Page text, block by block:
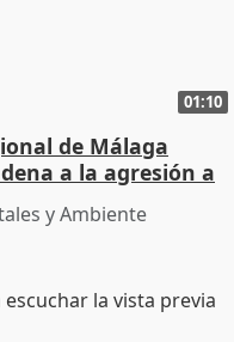
01:10
de Málaga
a la agresión a
Urgencias
y Ambiente